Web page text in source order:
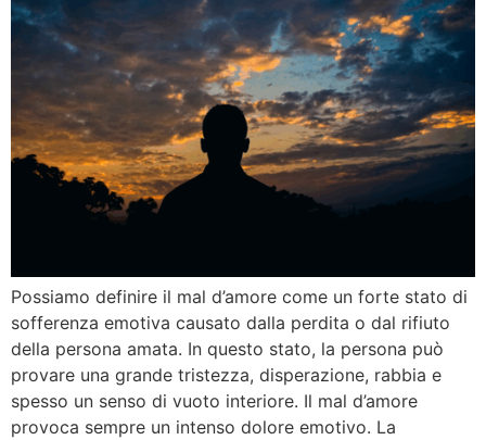
Possiamo definire il mal d’amore come un forte stato di
sofferenza emotiva causato dalla perdita o dal rifiuto
della persona amata. In questo stato, la persona può
provare una grande tristezza, disperazione, rabbia e
spesso un senso di vuoto interiore. Il mal d’amore
provoca sempre un intenso dolore emotivo. La